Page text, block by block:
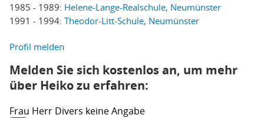
1985 - 1989: Helene-Lange-Realschule, Neumünster
1991 - 1994: Theodor-Litt-Schule, Neumünster
Profil melden
Melden Sie sich kostenlos an, um mehr
über Heiko zu erfahren:
Frau Herr Divers keine Angabe